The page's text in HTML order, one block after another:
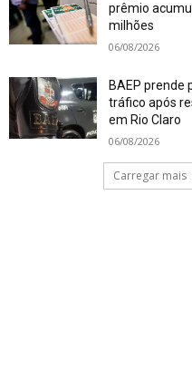
prêmio
milhões
06/08/2026
BAEP prende
tráfico após
em Rio Claro
06/08/2026
Carregar mais